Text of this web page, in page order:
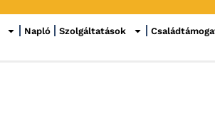
Napló Szolgáltatások